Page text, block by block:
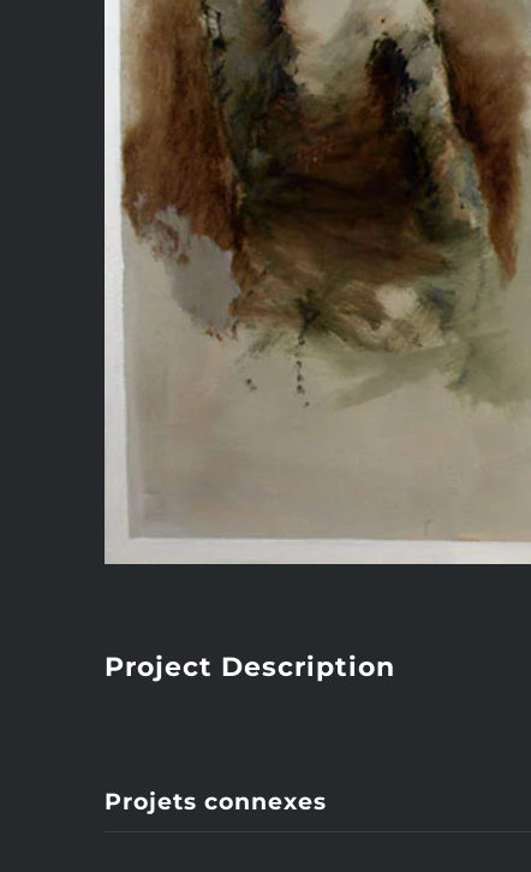
Project Description
Projets connexes